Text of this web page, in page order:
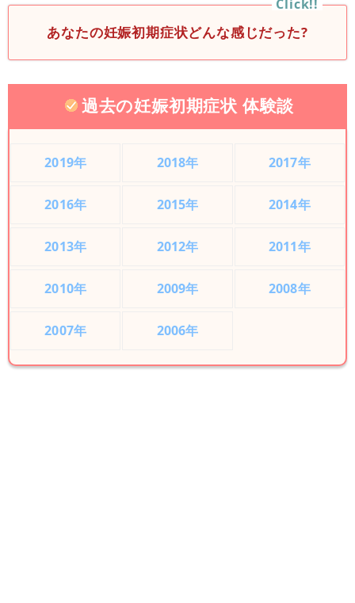
あなたの妊娠初期症状どんな感じだった?
過去の妊娠初期症状 体験談
2019年 2018年 2017年
2016年 2015年 2014年
2013年 2012年 2011年
2010年 2009年 2008年
2007年 2006年